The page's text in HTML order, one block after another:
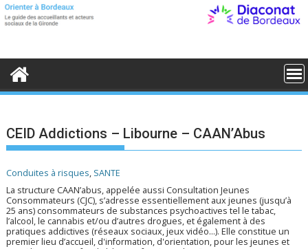
S
t
o
CEID Addictions – Libourne – CAAN’Abus
Conduites à risques, SANTE
La structure CAAN’abus, appelée aussi Consultation Jeunes
Consommateurs (CJC), s’adresse essentiellement aux jeunes (jusqu’à
25 ans) consommateurs de substances psychoactives tel le tabac,
l’alcool, le cannabis et/ou d’autres drogues, et également à des
pratiques addictives (réseaux sociaux, jeux vidéo…). Elle constitue un
premier lieu d’accueil, d'information, d'orientation, pour les jeunes et